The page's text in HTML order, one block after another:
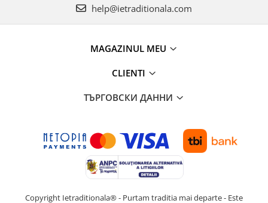
help@ietraditionala.com
MAGAZINUL MEU
CLIENTI
ТЪРГОВСКИ ДАННИ
Copyright Ietraditionala® - Purtam traditia mai departe - Este